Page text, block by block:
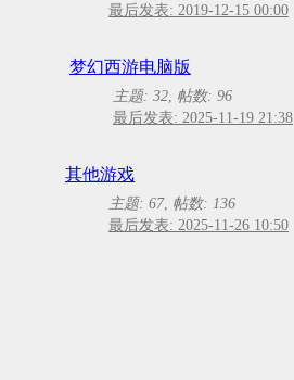
最后发表: 2019-12-15 00:00
梦幻西游电脑版
主题: 32 帖数: 96
最后发表: 2025-11-19 21:38
其他游戏
主题: 67, 帖数: 136
最后发表: 2025-11-26 10:50